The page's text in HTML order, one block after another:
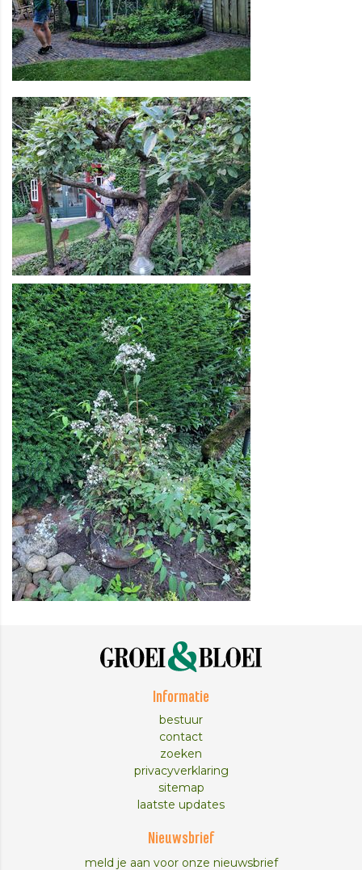
Informatie
bestuur
contact
zoeken
privacyverklaring
sitemap
laatste updates
Nieuwsbrief
meld je aan voor onze nieuwsbrief